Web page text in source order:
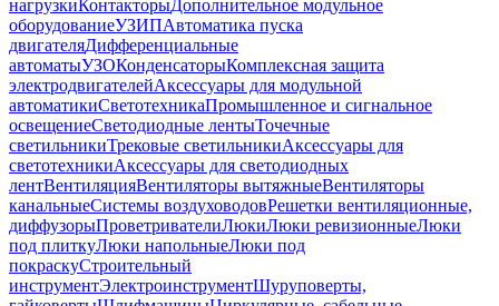
нагрузкиКонтакторыДополнительное модульное
оборудованиеУЗИПАвтоматика пуска
двигателяДифференциальные
автоматыУЗОКонденсаторыКомплексная защита
электродвигателейАксессуары для модульной
автоматикиСветотехникаПромышленное и сигнальное
освещениеСветодиодные лентыТочечные
светильникиТрековые светильникиАксессуары для
светотехникиАксессуары для светодиодных
лентВентиляцияВентиляторы вытяжныеВентиляторы
канальныеСистемы воздуховодовРешетки вентиляционные,
диффузорыПроветривателиЛюкиЛюки ревизионныеЛюки
под плиткуЛюки напольныеЛюки под
покраскуСтроительный
инструментЭлектроинструментШуруповерты,